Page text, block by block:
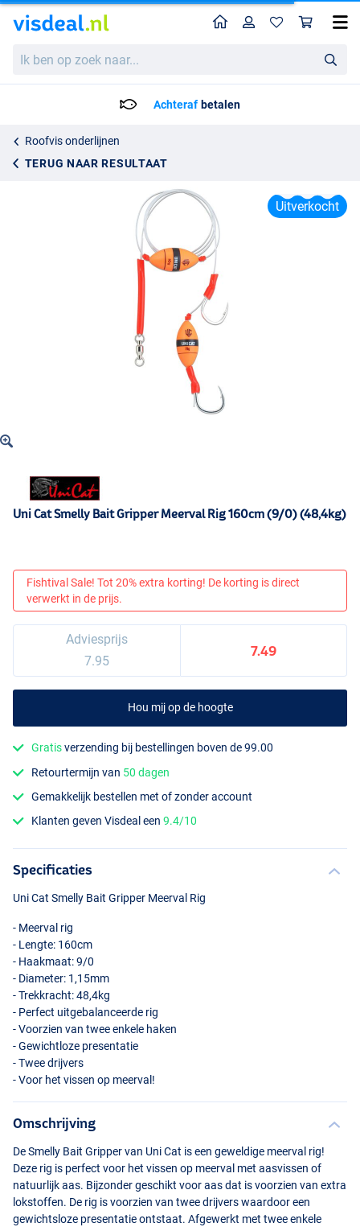
ben
HomeProfiel
Achteraf betalen
Roofvis onderlijnen
TERUG NAAR RESULTAAT
Uni Cat Smelly Bait Gripper Meerval Rig 160cm (9/0) (48,4kg)
7.95
Uitverkocht
Uni Cat Smelly Bait Gripper Meerval Rig 160cm (9/0) (48,4kg)
Fishtival Sale! Tot 20% extra korting! De korting is direct
verwerkt in de prijs.
Adviesprijs
7.95
7.49
Hou mij op de hoogte
Gratisverzending bij bestellingen boven de 99.00
Retourtermijn van 50 dagen
Gemakkelijk bestellen met of zonder account
Klanten geven Visdeal een9.4/10
Specificaties
Uni Cat Smelly Bait Gripper Meerval Rig
- Meerval rig
- Lengte: 160cm
- Haakmaat: 9/0
- Diameter: 1,15mm
- Trekkracht: 48,4kg
- Perfect uitgebalanceerde rig
- Voorzien van twee enkele haken
- Gewichtloze presentatie
- Twee drijvers
- Voor het vissen op meerval!
Omschrijving
De Smelly Bait Gripper van Uni Cat is een geweldige meerval rig!
Deze rig is perfect voor het vissen op meerval met aasvissen of
natuurlijk aas. Bijzonder geschikt voor aas dat is voorzien van extra
lokstoffen. De rig is voorzien van twee drijvers waardoor een
gewichtsloze presentatie ontstaat. Afgewerkt met twee enkele